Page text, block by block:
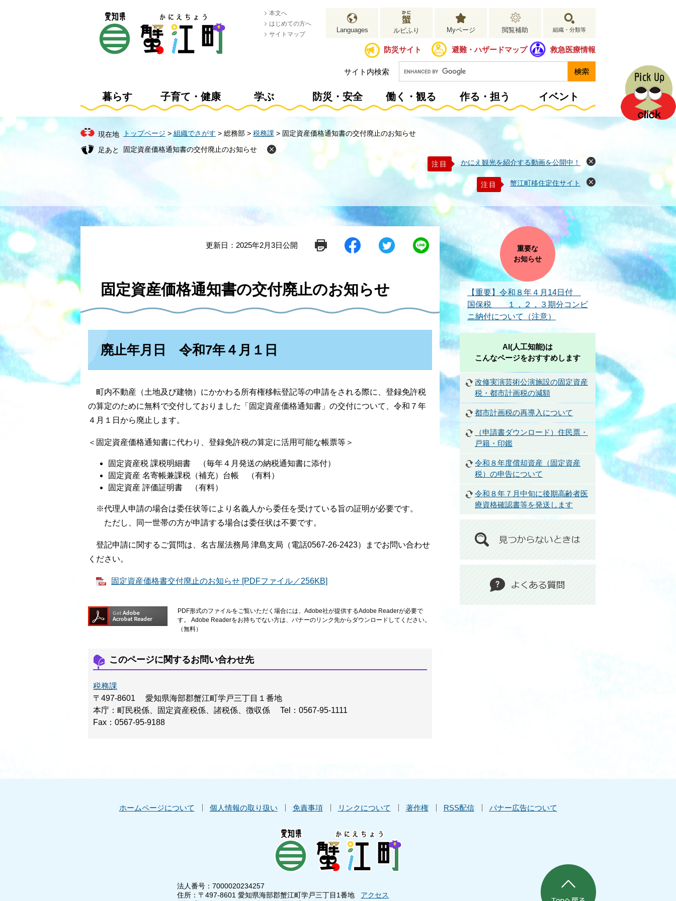
文
へ
本文へ
はじめての方へ
サイトマップ
Languages ルビふり Myページ 閲覧補助 組織・分類等
防災サイト 避難・ハザードマップ 救急医療情報
サイト内検索
暮らす 子育て・健康 学ぶ 防災・安全 働く・観る 作る・担う イベント
現在地 トップページ >組織でさがす > 総務部 > 税務課 > 固定資産価格通知書の交付廃止のお知らせ
固定資産価格通知書の交付廃止のお知らせ
注目
かにえ観光を紹介する動画を公開中！
閉
じ
る
注目 蟹江町移住定住サイト
閉
更新日：2025年2月3日公開
シ
ツ
L
固定資産価格通知書の交付廃止のお知らせ
廃止年月日 令和7年４月１日
町内不動産（土地及び建物）にかかわる所有権移転登記等の申請をされる際に、登録免許税
の算定のために無料で交付しておりました「固定資産価格通知書」の交付について、令和７年
４月１日から廃止します。
＜固定資産価格通知書に代わり、登録免許税の算定に活用可能な帳票等＞
固定資産税 課税明細書 （毎年４月発送の納税通知書に添付）
固定資産 名寄帳兼課税（補充）台帳 （有料）
固定資産 評価証明書 （有料）
※代理人申請の場合は委任状等により名義人から委任を受けている旨の証明が必要です。
ただし、同一世帯の方が申請する場合は委任状は不要です。
登記申請に関するご質問は、名古屋法務局 津島支局（電話0567-26-2423）までお問い合わせ
ください。
固定資産価格書交付廃止のお知らせ [PDFファイル／256KB]
PDF形式のファイルをご覧いただく場合には、Adobe社が提供するAdobe Readerが必要で
す。
Adobe Readerをお持ちでない方は、バナーのリンク先からダウンロードしてください。
（無料）
このページに関するお問い合わせ先
税務課
〒497-8601
愛知県海部郡蟹江町学戸三丁目１番地
本庁：町民税係、固定資産税係、諸税係、徴収係
Tel：0567-95-1111
Fax：0567-95-9188
重要な
お知らせ
【重要】令和８年４月14日付
国保税 １，２，３期分コンビ
ニ納付について（注意）
AI(人工知能)は
こんなページをおすすめします
改修実演芸術公演施設の固定資産
税・都市計画税の減額
都市計画税の再導入について
（申請書ダウンロード）住民票・
戸籍・印鑑
令和８年度償却資産（固定資産
税）の申告について
令和８年７月中旬に後期高齢者医
療資格確認書等を発送します
ホームページについて 個人情報の取り扱い 免責事項 リンクについて 著作権 RSS配信 バナー広告について
法人番号：7000020234257
住所：〒497-8601 愛知県海部郡蟹江町学戸三丁目1番地
アクセス